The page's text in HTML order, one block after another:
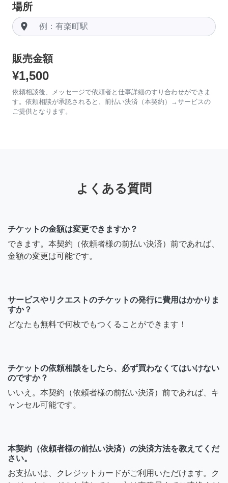
場所
room
販売金額
¥1,500
依頼相談後、メッセージで依頼者と仕事詳細のすり合わせができま
す。依頼相談が承認されると、前払い決済（本契約）→サービスの
ご提供となります。
よくある質問
チケットの金額は変更できますか？
できます。本契約（依頼者様の前払い決済）前であれば、
金額の変更は可能です。
サービスやリクエストのチケットの発行に費用はかかりま
すか？
どなたも無料で何枚でもつくることができます！
チケットの依頼相談をしたら、必ず買わなくてはいけない
のですか？
いいえ。本契約（依頼者様の前払い決済）前であれば、キ
ャンセル可能です。
本契約（依頼者様の前払い決済）の決済方法を教えてくだ
さい。
お支払いは、クレジットカードがご利用いただけます。ク